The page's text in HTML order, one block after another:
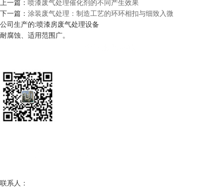
上一篇： 喷漆废气处理催化剂的不同产生效果
下一篇： 涂装废气处理：制造工艺的环环相扣与细致入微
公司生产的:喷漆房废气处理设备
耐腐蚀、适用范围广。
联系人：